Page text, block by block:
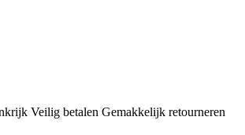
Veilig betalen Gemakkelijk retourneren